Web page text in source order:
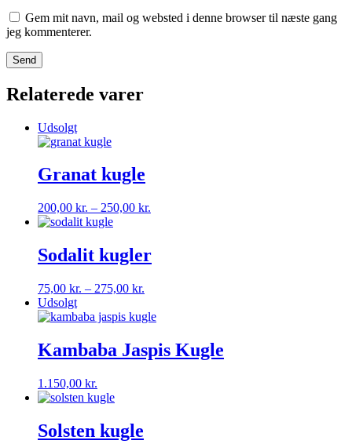
Gem mit navn, mail og websted i denne browser til næste gang
jeg kommenterer.
Relaterede varer
Udsolgt
Granat kugle
200,00 kr. – 250,00 kr.
Sodalit kugler
75,00 kr. – 275,00 kr.
til
Udsolgt
Kambaba Jaspis Kugle
1.150,00 kr.
Solsten kugle